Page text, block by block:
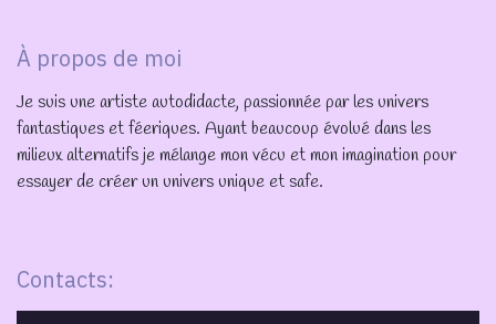
À propos de moi
Je suis une artiste autodidacte, passionnée par les univers
fantastiques et féeriques. Ayant beaucoup évolué dans les
milieux alternatifs je mélange mon vécu et mon imagination pour
essayer de créer un univers unique et safe.
Contacts: